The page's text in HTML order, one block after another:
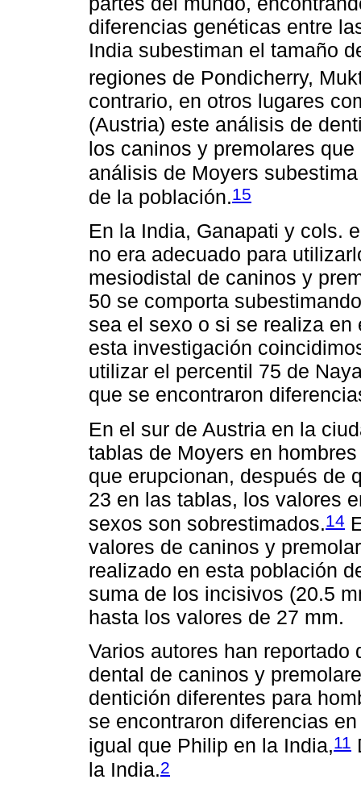
diferencias genéticas entre
India subestiman el tamaño
regiones de Pondicherry,
contrario, en otros lugares
(Austria) este análisis de
los caninos y premolares
análisis de Moyers
de la población.15
En la India, Ganapati y cols.
no era adecuado para
mesiodistal de caninos y
50 se comporta
sea el sexo o si se realiza
esta investigación
utilizar el percentil 75 de
que se encontraron
En el sur de Austria en la
tablas de Moyers en
que erupcionan, después de
23 en las tablas, los valores
sexos son sobrestimados.14
valores de caninos y
realizado en esta población
suma de los incisivos (20.5
hasta los valores de 27 mm.
Varios autores han
dental de caninos y
dentición diferentes para
se encontraron diferencias
igual que Philip en la India,11
la India.2